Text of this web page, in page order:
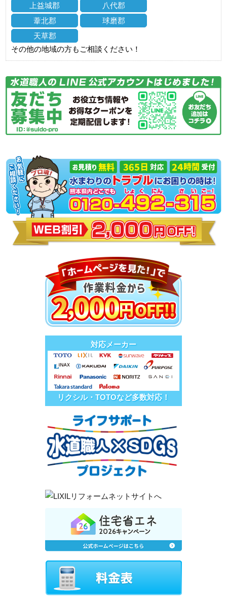
上益城郡
八代郡
葦北郡
球磨郡
天草郡
その他の地域の方もご相談ください！
対応メーカー
リクシル・TOTOなど多数対応！